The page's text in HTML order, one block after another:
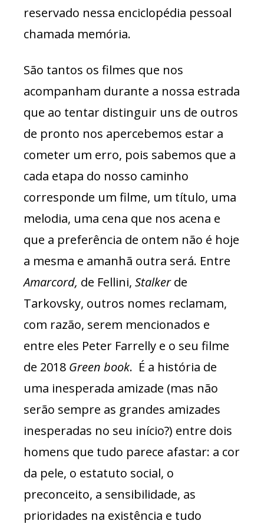
reservado nessa enciclopédia pessoal
chamada memória.
São tantos os filmes que nos
acompanham durante a nossa estrada
que ao tentar distinguir uns de outros
de pronto nos apercebemos estar a
cometer um erro, pois sabemos que a
cada etapa do nosso caminho
corresponde um filme, um título, uma
melodia, uma cena que nos acena e
que a preferência de ontem não é hoje
a mesma e amanhã outra será. Entre
Amarcord, de Fellini, Stalkerde
Tarkovsky, outros nomes reclamam,
com razão, serem mencionados e
entre eles Peter Farrelly e o seu filme
de 2018 Green book. É a história de
uma inesperada amizade (mas não
serão sempre as grandes amizades
inesperadas no seu início?) entre dois
homens que tudo parece afastar: a cor
da pele, o estatuto social, o
preconceito, a sensibilidade, as
prioridades na existência e tudo